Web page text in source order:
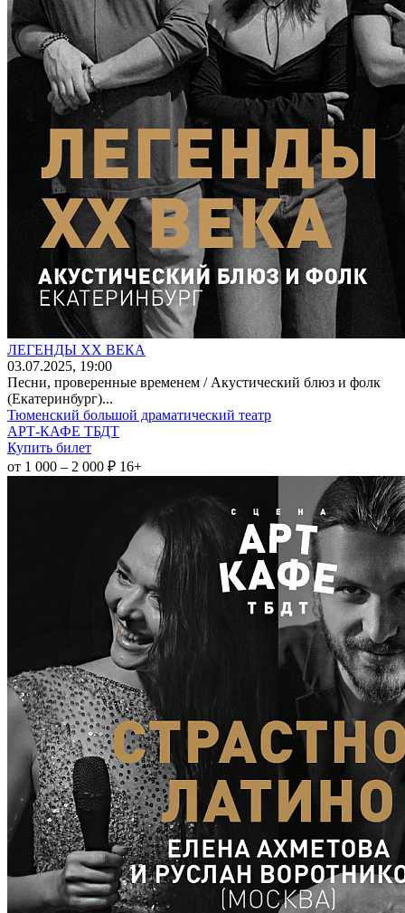
ЛЕГЕНДЫ XX ВЕКА
03.07.2025, 19:00
Песни, проверенные временем / Акустический блюз и фолк
(Екатеринбург)...
Тюменский большой драматический театр
АРТ-КАФЕ ТБДТ
Купить билет
от 1 000 – 2 000 ₽ 16+